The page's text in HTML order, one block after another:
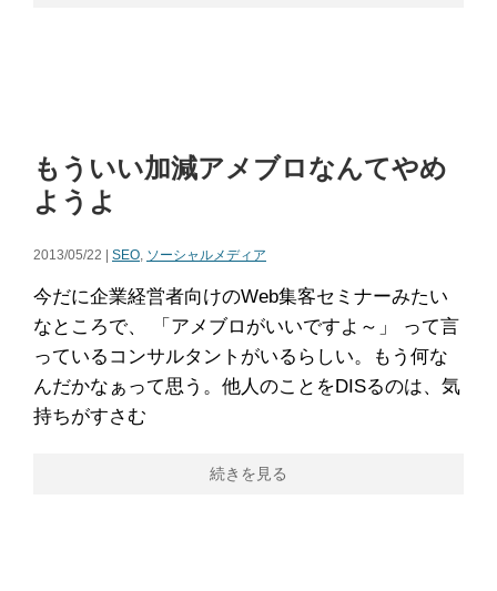
もういい加減アメブロなんてやめ
ようよ
2013/05/22 | SEO, ソーシャルメディア
今だに企業経営者向けのWeb集客セミナーみたい
なところで、 「アメブロがいいですよ～」 って言
っているコンサルタントがいるらしい。もう何な
んだかなぁって思う。他人のことをDISるのは、気
持ちがすさむ
続きを見る